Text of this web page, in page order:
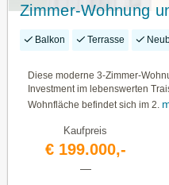
Zimmer-Wohnung
Südwest-Eckbalkon
Balkon Terrasse
Diese moderne 3-Zimmer-
Investment im lebenswerten
Wohnfläche befindet sich im 2.
Kaufpreis
€ 199.000,-
—